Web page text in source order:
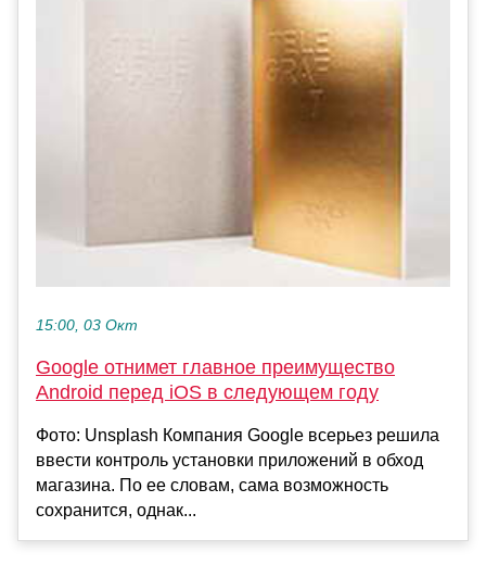
15:00, 03 Окт
Google отнимет главное преимущество
Android перед iOS в следующем году
Фото: Unsplash Компания Google всерьез решила
ввести контроль установки приложений в обход
магазина. По ее словам, сама возможность
сохранится, однак...